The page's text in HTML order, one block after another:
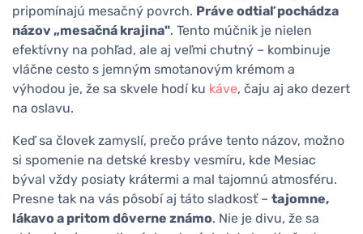
pripomínajú mesačný povrch. Práve odtiaľ pochádza
názov „mesačná krajina". Tento múčnik je nielen
efektívny na pohľad, ale aj veľmi chutný – kombinuje
vláčne cesto s jemným smotanovým krémom a
výhodou je, že sa skvele hodí ku káve, čaju aj ako dezert
na oslavu.
Keď sa človek zamyslí, prečo práve tento názov, možno
si spomenie na detské kresby vesmíru, kde Mesiac
býval vždy posiaty krátermi a mal tajomnú atmosféru.
Presne tak na vás pôsobí aj táto sladkosť – tajomne,
lákavo a pritom dôverne známo. Nie je divu, že sa